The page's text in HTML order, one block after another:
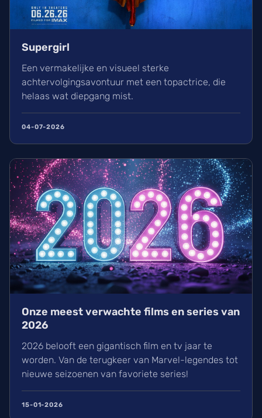
Supergirl
Een vermakelijke en visueel sterke
achtervolgingsavontuur met een topactrice, die
helaas wat diepgang mist.
04-07-2026
Onze meest verwachte films en series van
2026
2026 belooft een gigantisch film en tv jaar te
worden. Van de terugkeer van Marvel-legendes tot
nieuwe seizoenen van favoriete series!
15-01-2026